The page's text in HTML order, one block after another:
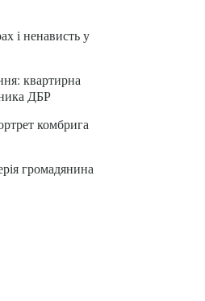
і ненависть у
квартирна
ДБР
комбрига
громадянина